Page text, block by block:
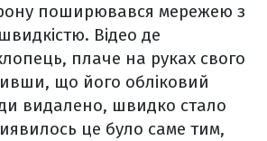
поширювався мережею з
Відео де
плаче на руках свого
що його обліковий
видалено, швидко стало
це було саме тим,